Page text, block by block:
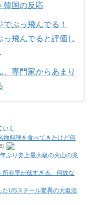
韓国の反応
ぶっ飛んでる！
っ飛んでると評価し
、専門家からあまり
く
物料理を食べてきたけど何
ぶり史上最大級の火山の兆
有率が低すぎる、何故な
USスチール驚異の大復活